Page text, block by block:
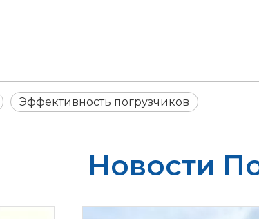
Эффективность погрузчиков
Новости